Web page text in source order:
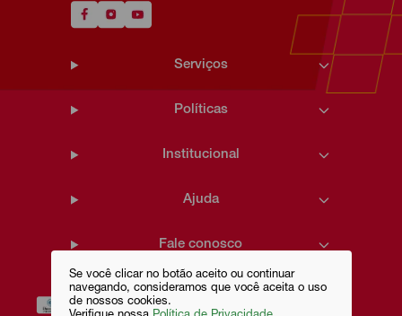
Se você clicar no botão aceito ou continuar
navegando, consideramos que você aceita o uso
de nossos cookies.
Serviços
Políticas
Institucional
Ajuda
Fale conosco